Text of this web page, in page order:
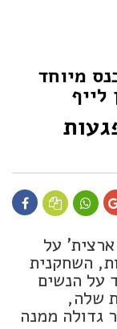
כנס מיוחד
לייף
על
השחקנית
על הנשים
שלה,
גדולה ממנה